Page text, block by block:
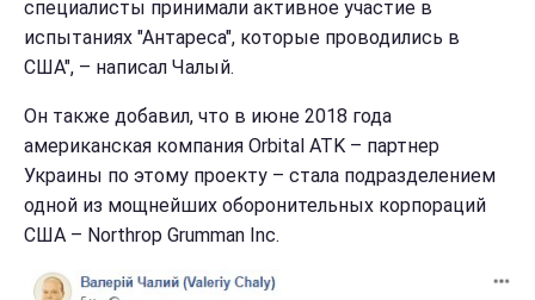
специалисты принимали активное участие в
испытаниях "Антареса", которые проводились в
США", – написал Чалый.
Он также добавил, что в июне 2018 года
американская компания Orbital ATK – партнер
Украины по этому проекту – стала подразделением
одной из мощнейших оборонительных корпораций
США – Northrop Grumman Inc.